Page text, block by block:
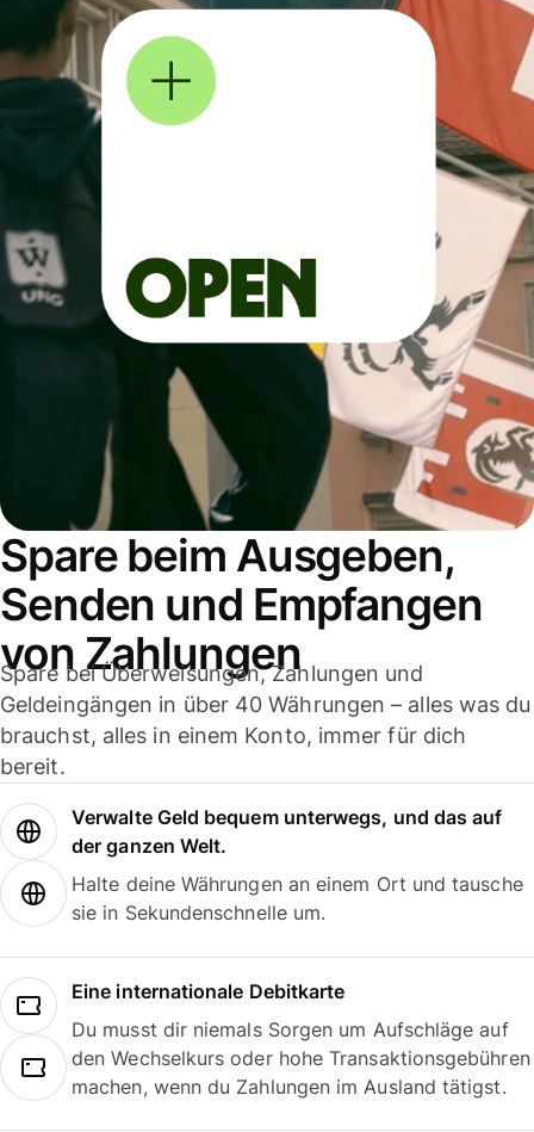
Spare beim Ausgeben,
Senden und Empfangen
von Zahlungen
Spare bei Überweisungen, Zahlungen und
Geldeingängen in über 40 Währungen – alles was du
brauchst, alles in einem Konto, immer für dich
bereit.
Verwalte Geld bequem unterwegs, und das auf
der ganzen Welt.
Halte deine Währungen an einem Ort und tausche
sie in Sekundenschnelle um.
Eine internationale Debitkarte
Du musst dir niemals Sorgen um Aufschläge auf
den Wechselkurs oder hohe Transaktionsgebühren
machen, wenn du Zahlungen im Ausland tätigst.